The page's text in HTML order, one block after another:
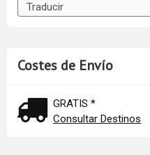
Costes de Envío
GRATIS *
Consultar Destinos